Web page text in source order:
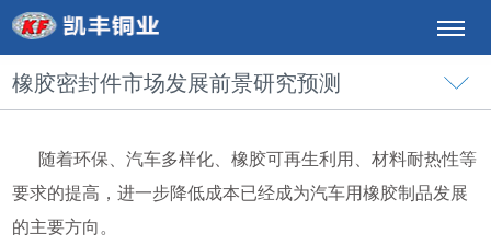
橡胶密封件市场发展前景研究预测
随着环保、汽车多样化、橡胶可再生利用、材料耐热性等
要求的提高，进一步降低成本已经成为汽车用橡胶制品发展
的主要方向。